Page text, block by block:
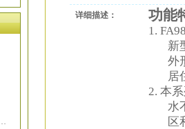
详细描述： 功能
1.
新
外
居
2. 本
水
区